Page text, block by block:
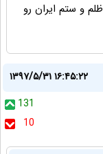
و ستم ایران رو
۱۳۹۷/۵/۳۱ ۱۶:۴۵:۲۲
131
10